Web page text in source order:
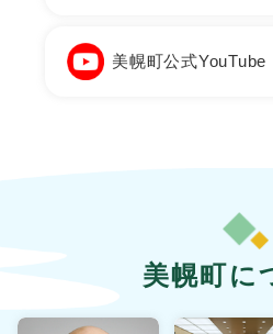
美幌町公式YouTube
美幌町に